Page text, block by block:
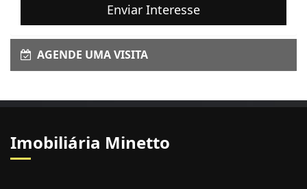
Enviar Interesse
AGENDE UMA VISITA
Imobiliária Minetto